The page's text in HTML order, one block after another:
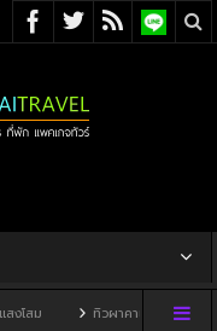
ทิวผาคาเฟ่ บ้านพิพิธภัณฑ์ไท